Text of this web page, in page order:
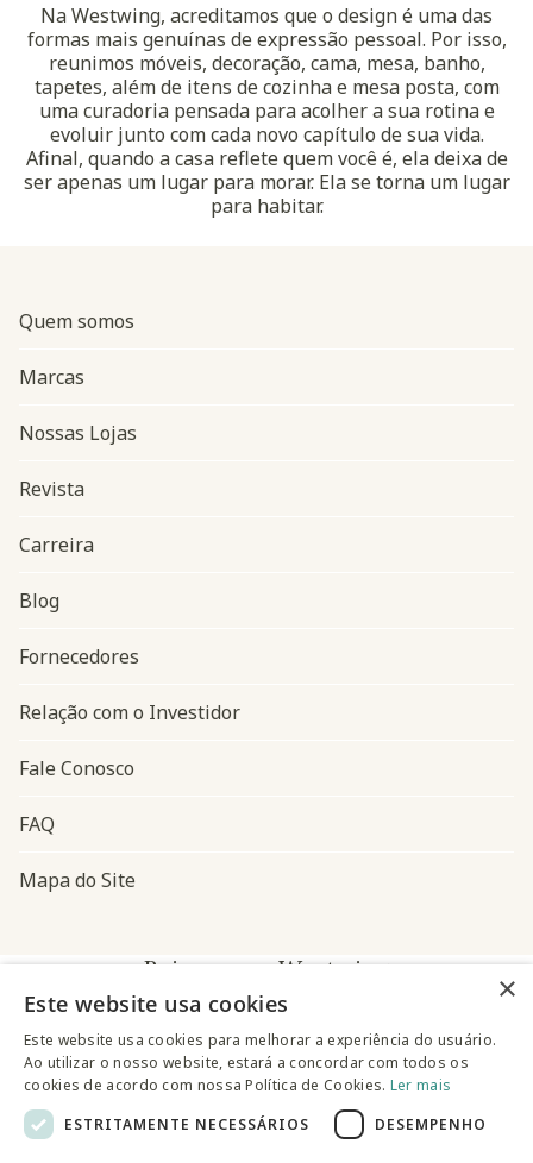
Na Westwing, acreditamos que o design é uma das
formas mais genuínas de expressão pessoal. Por isso,
reunimos móveis, decoração, cama, mesa, banho,
tapetes, além de itens de cozinha e mesa posta, com
uma curadoria pensada para acolher a sua rotina e
evoluir junto com cada novo capítulo de sua vida.
Afinal, quando a casa reflete quem você é, ela deixa de
ser apenas um lugar para morar. Ela se torna um lugar
para habitar.
Navegação do rodapé
Quem somos
Marcas
Nossas Lojas
Revista
Carreira
Blog
Fornecedores
Relação com o Investidor
Fale Conosco
FAQ
Mapa do Site
Baixe o app Westwing
×
Este website usa cookies
Este website usa cookies para melhorar a experiência do usuário.
Ao utilizar o nosso website, estará a concordar com todos os
cookies de acordo com nossa Política de Cookies. Ler mais
ESTRITAMENTE NECESSÁRIOS
DESEMPENHO